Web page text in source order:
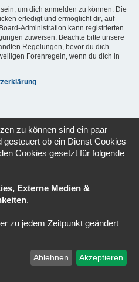
um dich anmelden zu können. Die
erledigt und ermöglicht dir, auf
Administration kann registrierten
zuweisen. Beachte bitte unsere
Regelungen, bevor du dich
Forenregeln, wenn du dich in
Alle Zeiten sind
Software © phpBB Limited
zu können sind ein paar
gesteuert ob ein Dienst Cookies
Cookies gesetzt für folgende
Externe Medien &
.
zu jedem Zeitpunkt geändert
Ablehnen Akzeptieren